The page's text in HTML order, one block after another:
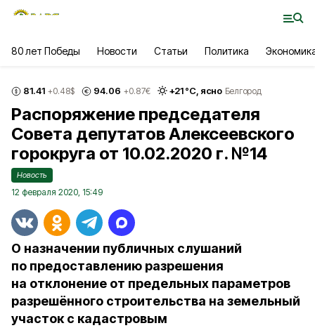
80 лет Победы Новости Статьи Политика
81.41 +0.48$ 94.06 +0.87€ +21°С, ясно Белгород
Распоряжение председателя
Совета депутатов Алексеевского
горокруга от 10.02.2020 г. №14
Новость
12 февраля 2020, 15:49
О назначении публичных слушаний
по предоставлению разрешения
на отклонение от предельных параметров
разрешённого строительства на земельный
участок с кадастровым